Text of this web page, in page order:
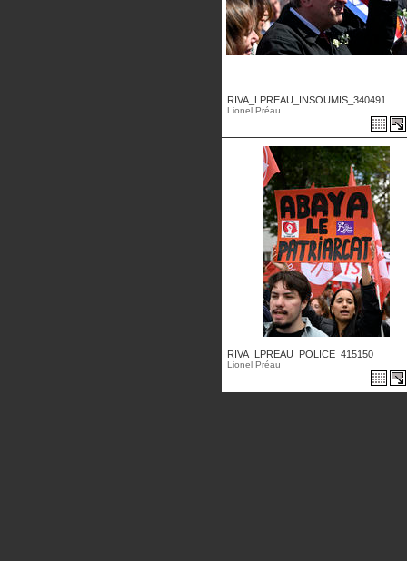
RIVA_LPREAU_INSOUMIS_340491
Lionel Préau
RIVA_LPREAU_POLICE_415150
Lionel Préau